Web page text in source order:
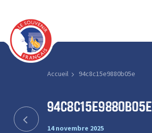
Accueil 94c8c15e9880b05e
94c8c15e9880b05e
14 novembre 2025